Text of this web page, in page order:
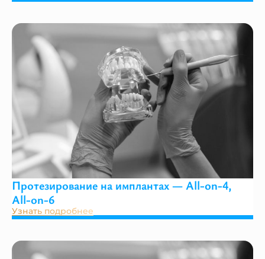
Протезирование на имплантах — All-on-4,
All-on-6
Узнать подробнее